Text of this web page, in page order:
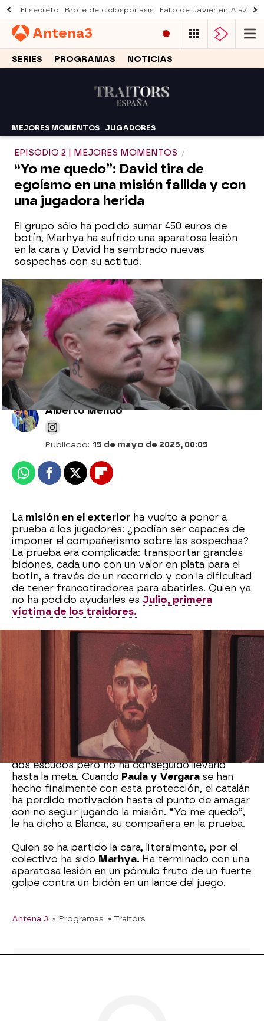
El secreto Brote de ciclosporiasis Fallo de Javier en AlaZ
Antena3
SERIES PROGRAMAS NOTICIAS
MEJORES MOMENTOS JUGADORES
EPISODIO 2 | MEJORES MOMENTOS
“Yo me quedo”: David tira de
egoísmo en una misión fallida y con
una jugadora herida
El grupo sólo ha podido sumar 450 euros de
botín, Marhya ha sufrido una aparatosa lesión
en la cara y David ha sembrado nuevas
sospechas con su actitud.
¡Sorpresa con el primer desterrado! Los
fieles eliminan a uno de los suyos en la
mesa redonda
Alberto Mendo
Publicado: 15 de mayo de 2025, 00:05
WhatsappFacebook
X Flipboard
La misión en el exterior ha vuelto a poner a
prueba a los jugadores: ¿podían ser capaces de
imponer el compañerismo sobre las sospechas?
La prueba era complicada: transportar grandes
bidones, cada uno con un valor en plata para el
botín, a través de un recorrido y con la dificultad
de tener francotiradores para abatirles. Quien ya
no ha podido ayudarles es Julio, primera
víctima de los traidores.
Una vez más, los escudos protectores les han
planteado el dilema de luchar por lo personal o
Charo,por generosa, se ha
llevado uno de los que estaban en juego. Como
tenían que jugar en parejas, ella se ha ofrecido a
quedarse sola para no ser una losa para un
Todo lo contrario ha ocurrido con
que ha
descubierto el bidón en el que estaban los otros
dos escudos pero no ha conseguido llevarlo
hasta la meta. Cuando Paula y Vergara se han
hecho finalmente con esta protección, el catalán
ha perdido motivación hasta el punto de amagar
con no seguir jugando la misión. “Yo me quedo”,
le ha dicho a Blanca, su compañera en la prueba.
Quien se ha partido la cara, literalmente, por el
colectivo ha sido Marhya. Ha terminado con una
aparatosa lesión en un pómulo fruto de un fuerte
golpe contra un bidón en un lance del juego.
Antena 3 » Programas » Traitors